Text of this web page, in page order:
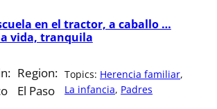
en el tractor, a caballo …
vida, tranquila
Region:
El Paso
Topics: Herencia familiar
La infancia, Padres